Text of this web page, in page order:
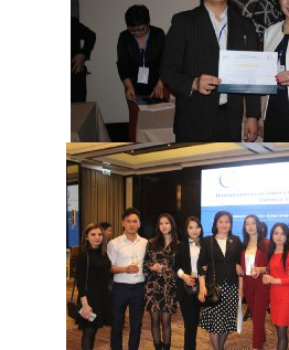
Стратегиялык багыттар
Изилдөөлөр
"Экономика, башкаруу,
илимий журналы
Басылмалар
Электрондук китепкана
КЫЗМАТТАШУУ
Эл аралык уюмдар менен